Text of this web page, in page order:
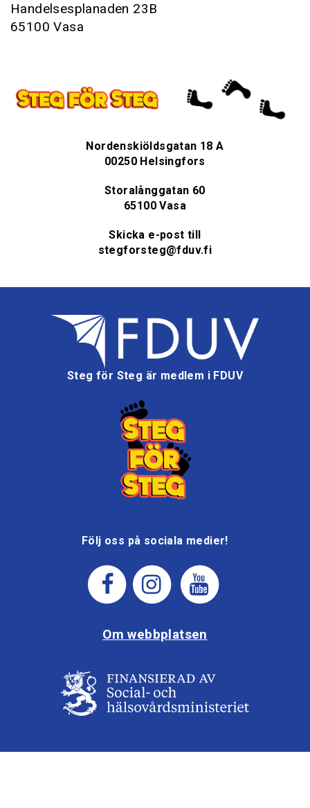
Handelsesplanaden 23B
65100 Vasa
Nordenskiöldsgatan 18 A
00250 Helsingfors
Storalånggatan 60
65100 Vasa
Skicka e-post till
stegforsteg@fduv.fi
Steg för Steg är medlem i FDUV
Följ oss på sociala medier!
Om webbplatsen